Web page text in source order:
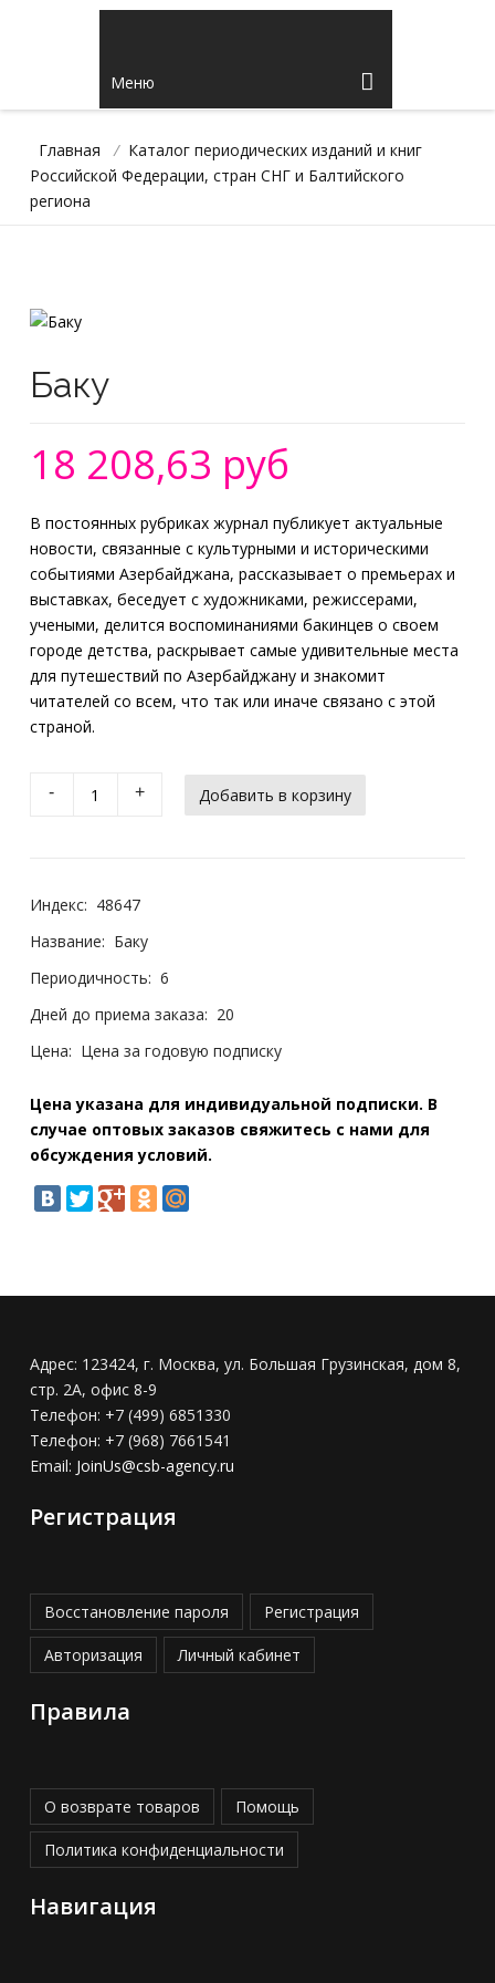
Меню
Главная / Каталог периодических изданий и книг
Российской Федерации, стран СНГ и Балтийского
региона
Баку
18 208,63 руб
В постоянных рубриках журнал публикует актуальные
новости, связанные с культурными и историческими
событиями Азербайджана, рассказывает о премьерах и
выставках, беседует с художниками, режиссерами,
учеными, делится воспоминаниями бакинцев о своем
городе детства, раскрывает самые удивительные места
для путешествий по Азербайджану и знакомит
читателей со всем, что так или иначе связано с этой
страной.
- +
Индекс: 48647
Название: Баку
Периодичность: 6
Дней до приема заказа: 20
Цена: Цена за годовую подписку
Цена указана для индивидуальной подписки. В
случае оптовых заказов свяжитесь с нами для
обсуждения условий.
Адрес: 123424, г. Москва, ул. Большая Грузинская, дом 8,
стр. 2А, офис 8-9
Телефон: +7 (499) 6851330
Телефон: +7 (968) 7661541
Email: JoinUs@csb-agency.ru
Регистрация
Восстановление пароля Регистрация
Авторизация Личный кабинет
Правила
О возврате товаров Помощь
Политика конфиденциальности
Навигация